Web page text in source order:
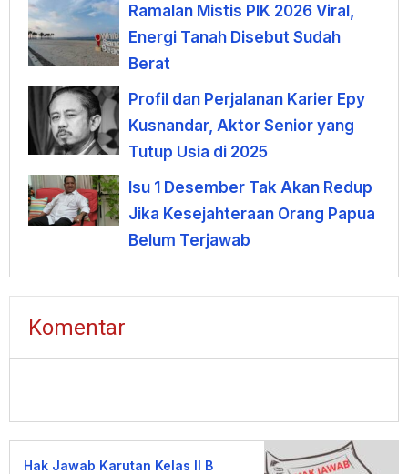
Ramalan Mistis PIK 2026 Viral,
Energi Tanah Disebut Sudah
Berat
Profil dan Perjalanan Karier Epy
Kusnandar, Aktor Senior yang
Tutup Usia di 2025
Isu 1 Desember Tak Akan Redup
Jika Kesejahteraan Orang Papua
Belum Terjawab
Komentar
Hak Jawab Karutan Kelas II B